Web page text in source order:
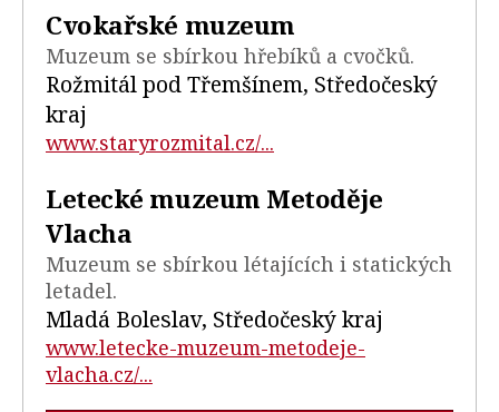
Cvokařské muzeum
Muzeum se sbírkou hřebíků a cvočků.
Rožmitál pod Třemšínem, Středočeský
kraj
www.staryrozmital.cz/...
Letecké muzeum Metoděje
Vlacha
Muzeum se sbírkou létajících i statických
letadel.
Mladá Boleslav, Středočeský kraj
www.letecke-muzeum-metodeje-
vlacha.cz/...